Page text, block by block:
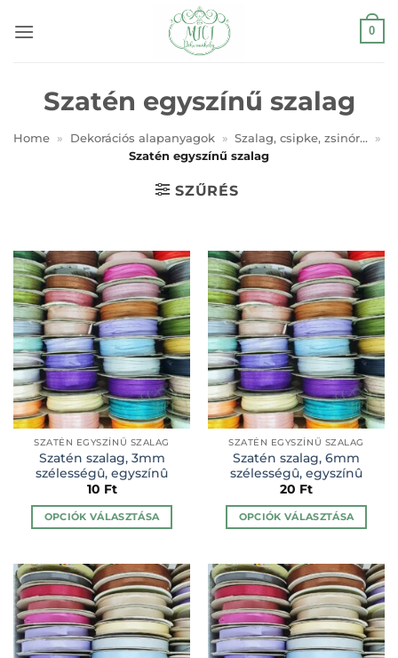
0
Szatén egyszínű szalag
Home » Dekorációs alapanyagok » Szalag, csipke, zsinór... »
Szatén egyszínű szalag
SZŰRÉS
SZATÉN EGYSZÍNŰ SZALAG
Szatén szalag, 3mm
szélességû, egyszínû
10 Ft
OPCIÓK VÁLASZTÁSA
terméknek
több
variációja
van.
A
SZATÉN EGYSZÍNŰ SZALAG
Szatén szalag, 6mm
szélességû, egyszínû
20 Ft
OPCIÓK VÁLASZTÁSA
terméknek
több
variációja
van.
A